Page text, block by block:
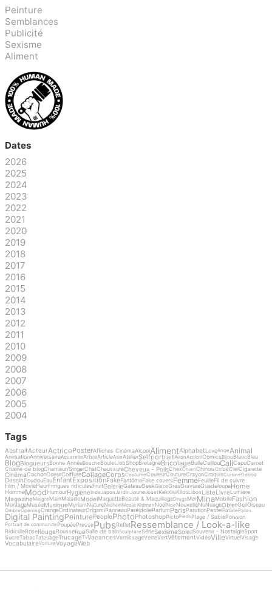
Peinture
Semblances
Publicité
Sexisme
Aliment
Dates
2026
2025
2024
2023
2022
2021
2020
2019
2018
2017
2016
2015
2014
2013
2012
2011
2010
2009
2008
2007
2006
2005
2004
Tags
AbstraitActeurActricePosterAffiches CinémaAlcoolAlimentAlphabetLoveAnge Animal
AnimationAnniversaireAquarelleArbreArticleAsieAtelierSelfportraitAvionAxolotlComicsBijou BlancBleu
BlogBlogueursBonne AnnéeBouche BouletJobShopBretagneBricolageBulleCaillouCaliCapuCarnet
Chaine de blogChanteur/SingerChatChaussureCheveux - PoilsChexChienChinoisChloéCielCigarette
CinémaCochonCoeurCoiffureCollageCorpsCostumeCouleurCoutureCrayonCroquisCuisineDdooo
DessinDoudouEauEnfantExpositionFakeFantômeFake coversFemmeFeuilleFil de cuivre
Film / MovieFleurFringues ridiculesFruitGalerieGateauGeekGlaceGrasGravureGuadeloupeHome
HommeMoodHumourHygièneInde Japon JardinJaune Jouet KekKikiKilosLibon ListeLivreLumière
MagazineMaigre MainMaladeModelMaquetteBeauté & MaquillageDrugsMerMinaMobileFashion
MontageMuséeMusiqueMyriamNatureNichonNicole Kidman NoëlNoirNouvelleNuNuageObjetOeilOiseau
OmbreOpeningOrangeOrdinateurOrigamiPanneauParéidolieParfumParisParutionPastelPatatePates
Digital PaintingPeinturePeoplePhotoPhotoshopPictoPiedsPlage / SablePoisson
Portrait de commande PoupéePressePubsRefletRessemblance / Look-a-like
RidiculeRoseRougeRousseRueSalle de bainSculptureSérieSexismeSoleilSouvenir - NostalgieSport
SucreTabacTatouageTrucageTvVacancesVernissageVerreVertVêtementVidéoVilleVirtuelVisage
VocabulaireVoitureVoyageWeb